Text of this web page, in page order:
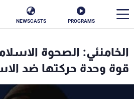
PROGRAMS
NEWSCASTS
الخامنئي: الصحوة
قوة وحدة حركتها ضد
الأخبار
ناس